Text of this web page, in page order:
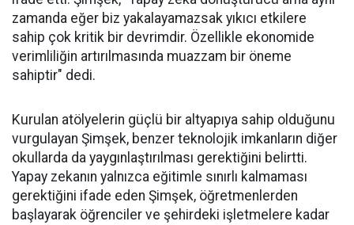
zamanda eğer biz yakalayamazsak yıkıcı etkilere
sahip çok kritik bir devrimdir. Özellikle ekonomide
verimliliğin artırılmasında muazzam bir öneme
sahiptir" dedi.
Kurulan atölyelerin güçlü bir altyapıya sahip olduğunu
vurgulayan Şimşek, benzer teknolojik imkanların diğer
okullarda da yaygınlaştırılması gerektiğini belirtti.
Yapay zekanın yalnızca eğitimle sınırlı kalmaması
gerektiğini ifade eden Şimşek, öğretmenlerden
başlayarak öğrenciler ve şehirdeki işletmelere kadar